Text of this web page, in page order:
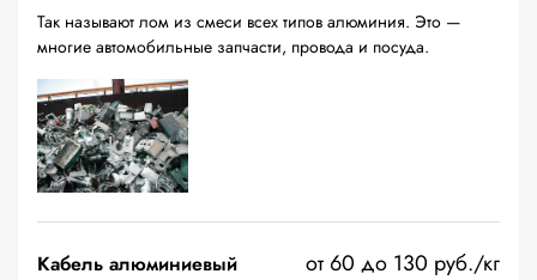
Так называют лом из смеси всех типов алюминия. Это —
многие автомобильные запчасти, провода и посуда.
Кабель алюминиевый от 60 до 130 руб./кг